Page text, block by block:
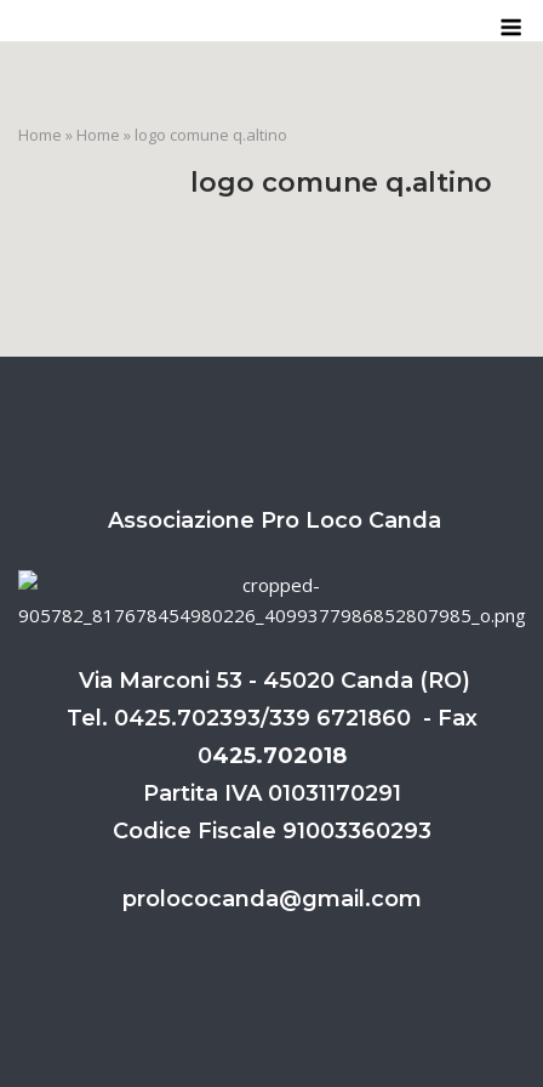
to
Home » Home » logo comune q.altino
logo comune q.altino
Associazione Pro Loco Canda
Via Marconi 53 - 45020 Canda (RO)
Tel. 0425.702393/339 6721860 - Fax
0425.702018
Partita IVA 01031170291
Codice Fiscale 91003360293
prolococanda@gmail.com